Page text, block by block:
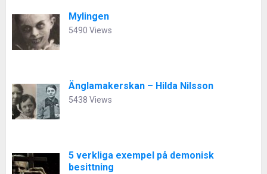
Mylingen
5490 Views
Änglamakerskan – Hilda Nilsson
5438 Views
5 verkliga exempel på demonisk
besittning